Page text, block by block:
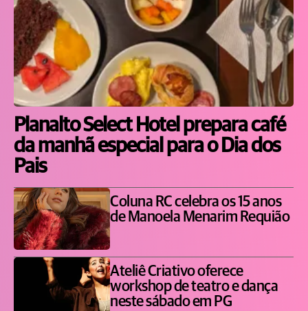
Planalto Select Hotel prepara café
da manhã especial para o Dia dos
Pais
Coluna RC celebra os 15 anos
de Manoela Menarim Requião
Ateliê Criativo oferece
workshop de teatro e dança
neste sábado em PG